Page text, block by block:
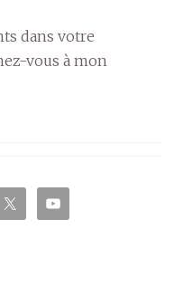
dans votre
vous à mon